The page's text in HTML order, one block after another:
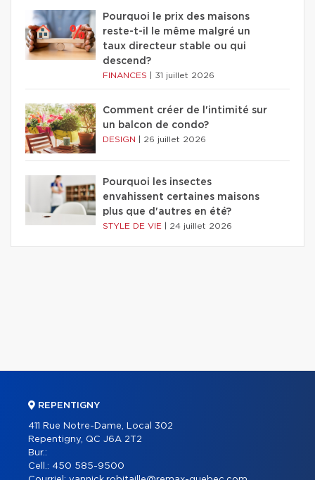
Pourquoi le prix des maisons
reste-t-il le même malgré un
taux directeur stable ou qui
descend?
FINANCES 31 juillet 2026
Comment créer de l'intimité sur
un balcon de condo?
DESIGN 26 juillet 2026
Pourquoi les insectes
envahissent certaines maisons
plus que d'autres en été?
STYLE DE VIE 24 juillet 2026
REPENTIGNY
411 Rue Notre-Dame, Local 302
Repentigny, QC J6A 2T2
Bur.:
Cell.: 450 585-9500